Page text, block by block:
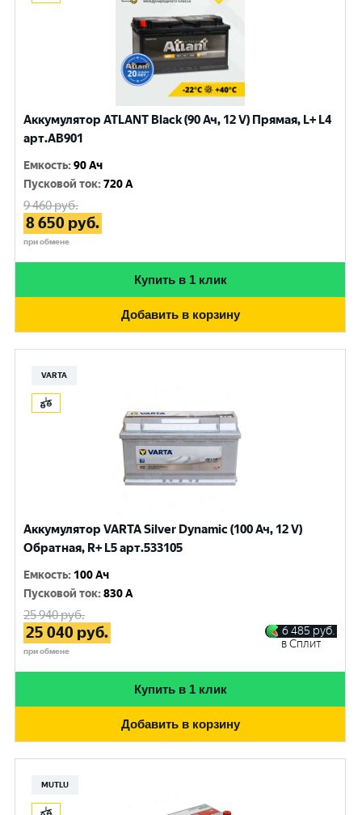
Аккумулятор ATLANT Black (90 Ач, 12 V) Прямая, L+ L4
арт.AB901
Емкость:90 Ач
Пусковой ток:720 A
9 460руб.
8 650 руб.
при обмене
Купить в 1 клик
Добавить в корзину
VARTA
Аккумулятор VARTA Silver Dynamic (100 Ач, 12 V)
Обратная, R+ L5 арт.533105
Емкость: 100 Ач
Пусковой ток:830 A
25 940руб.
25 040 руб.
при обмене
6 485 руб.
в Сплит
Купить в 1 клик
Добавить в корзину
MUTLU